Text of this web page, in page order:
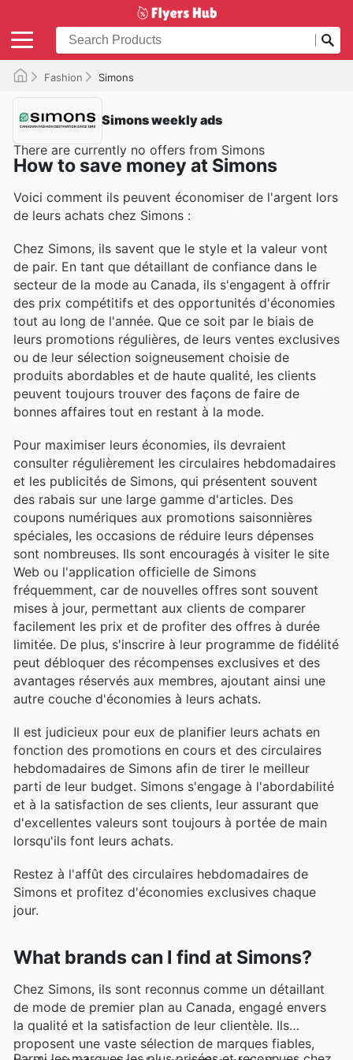
Fashion Simons
Simons weekly ads
There are currently no offers from Simons
How to save money at Simons
Voici comment ils peuvent économiser de l'argent lors
de leurs achats chez Simons :
Chez Simons, ils savent que le style et la valeur vont
de pair. En tant que détaillant de confiance dans le
secteur de la mode au Canada, ils s'engagent à offrir
des prix compétitifs et des opportunités d'économies
tout au long de l'année. Que ce soit par le biais de
leurs promotions régulières, de leurs ventes exclusives
ou de leur sélection soigneusement choisie de
produits abordables et de haute qualité, les clients
peuvent toujours trouver des façons de faire de
bonnes affaires tout en restant à la mode.
Pour maximiser leurs économies, ils devraient
consulter régulièrement les circulaires hebdomadaires
et les publicités de Simons, qui présentent souvent
des rabais sur une large gamme d'articles. Des
coupons numériques aux promotions saisonnières
spéciales, les occasions de réduire leurs dépenses
sont nombreuses. Ils sont encouragés à visiter le site
Web ou l'application officielle de Simons
fréquemment, car de nouvelles offres sont souvent
mises à jour, permettant aux clients de comparer
facilement les prix et de profiter des offres à durée
limitée. De plus, s'inscrire à leur programme de fidélité
peut débloquer des récompenses exclusives et des
avantages réservés aux membres, ajoutant ainsi une
autre couche d'économies à leurs achats.
Il est judicieux pour eux de planifier leurs achats en
fonction des promotions en cours et des circulaires
hebdomadaires de Simons afin de tirer le meilleur
parti de leur budget. Simons s'engage à l'abordabilité
et à la satisfaction de ses clients, leur assurant que
d'excellentes valeurs sont toujours à portée de main
lorsqu'ils font leurs achats.
Restez à l'affût des circulaires hebdomadaires de
Simons et profitez d'économies exclusives chaque
jour.
What brands can I find at Simons?
Chez Simons, ils sont reconnus comme un détaillant
de mode de premier plan au Canada, engagé envers
la qualité et la satisfaction de leur clientèle. Ils
proposent une vaste sélection de marques fiables,